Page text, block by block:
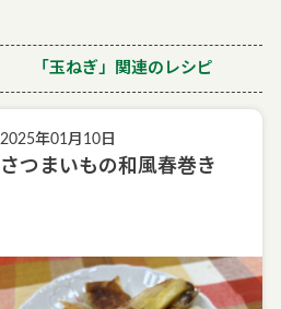
「玉ねぎ」関連のレシピ
2025年01月10日
さつまいもの和風春巻き